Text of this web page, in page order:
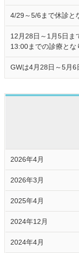
4/29～5/6まで休診と
12月28日～1月5日ま
13:00までの診療とな
GWは4月28日～5月6
2026年4月
2026年3月
2025年4月
2024年12月
2024年4月